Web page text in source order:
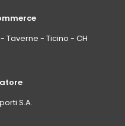
Taverne - Ticino - CH
S.A.